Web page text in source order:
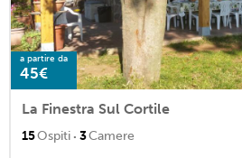
a partire da
45€
La Finestra Sul Cortile
15Ospiti · 3Camere